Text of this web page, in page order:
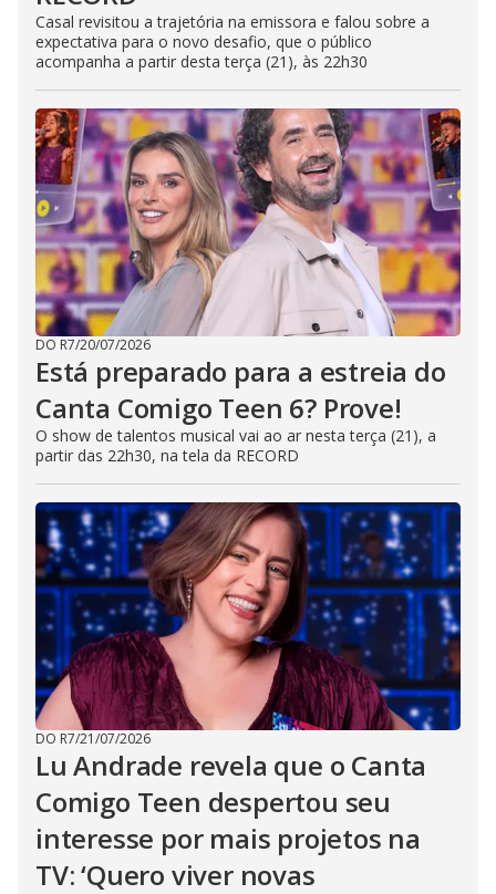
Casal revisitou a trajetória na emissora e falou sobre a
expectativa para o novo desafio, que o público
acompanha a partir desta terça (21), às 22h30
DO R7/20/07/2026
Está preparado para a estreia do
Canta Comigo Teen 6? Prove!
O show de talentos musical vai ao ar nesta terça (21), a
partir das 22h30, na tela da RECORD
DO R7/21/07/2026
Lu Andrade revela que o Canta
Comigo Teen despertou seu
interesse por mais projetos na
TV: ‘Quero viver novas